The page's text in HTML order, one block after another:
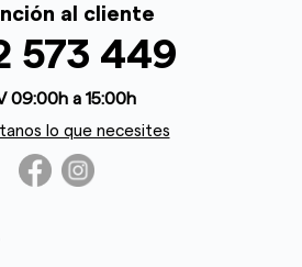
al cliente
573 449
09:00h a 15:00h
lo que necesites